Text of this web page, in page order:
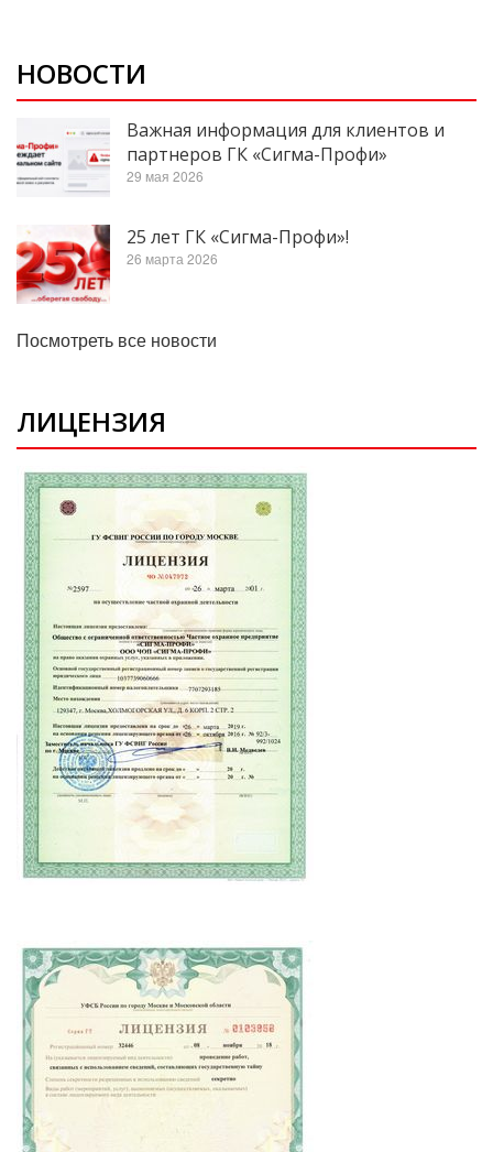
НОВОСТИ
Важная информация для клиентов и
партнеров ГК «Сигма-Профи»
29 мая 2026
25 лет ГК «Сигма-Профи»!
26 марта 2026
Посмотреть все новости
ЛИЦЕНЗИЯ